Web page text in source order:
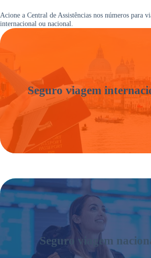
Acione a Central de Assistências nos números para
internacional ou nacional.
Seguro viagem
Seguro viagem